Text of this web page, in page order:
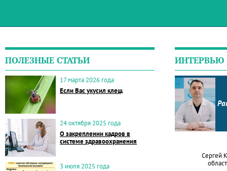
ПОЛЕЗНЫЕ СТАТЬИ
17 марта 2026 года
Если Вас укусил клещ
24 октября 2025 года
О закреплении кадров в
системе здравоохранения
3 июля 2025 года
ИНТЕРВЬЮ
Сергей